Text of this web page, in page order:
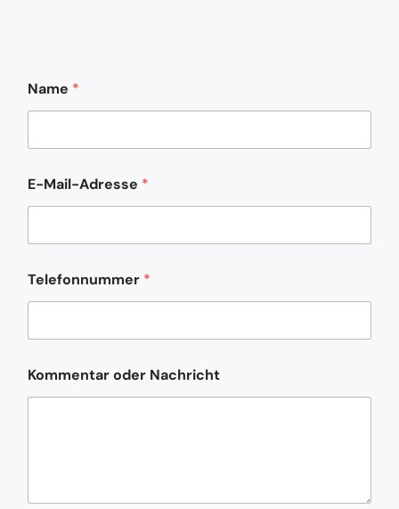
Name *
E-Mail-Adresse *
N
a
e
e
l
e
m
Telefonnummer *
Kommentar oder Nachricht